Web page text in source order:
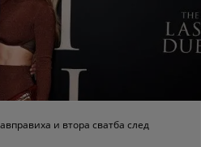
и втора сватба след